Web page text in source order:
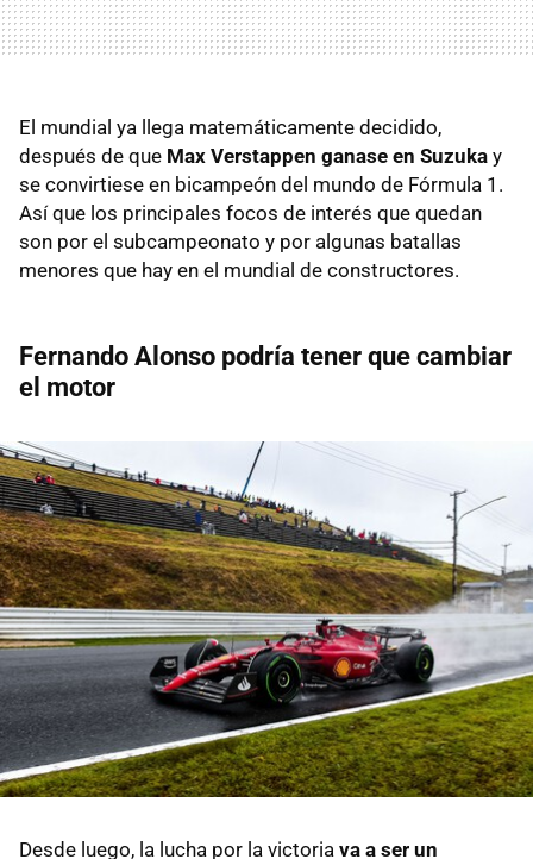
El mundial ya llega matemáticamente decidido,
después de que Max Verstappen ganase en Suzuka y
se convirtiese en bicampeón del mundo de Fórmula 1.
Así que los principales focos de interés que quedan
son por el subcampeonato y por algunas batallas
menores que hay en el mundial de constructores.
Fernando Alonso podría tener que cambiar
el motor
Desde luego, la lucha por la victoria va a ser un